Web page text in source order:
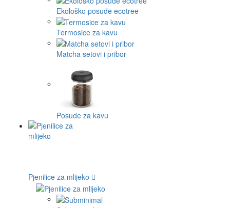
Ekološko posuđe ecotree
Termosice za kavu
Matcha setovi i pribor
Posude za kavu
Pjenilice za mlijeko